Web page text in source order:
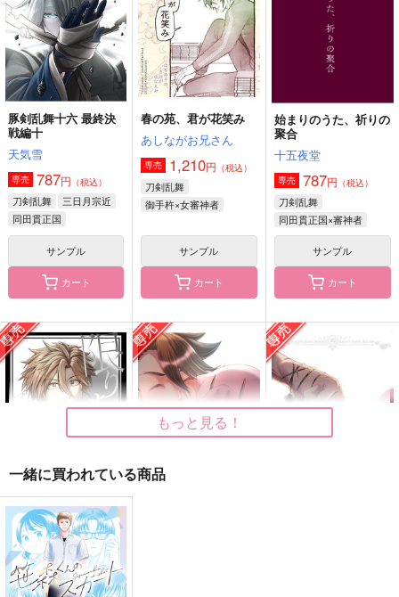
豚剣乱舞十六 最終決
戦編十
天気雪
専売 787円 （税込）
刀剣乱舞
三日月宗近
同田貫正国
サンプル
カート
春の苑、君が花笑み
あしながお兄さん
専売 1,210円 （税込）
刀剣乱舞
御手杵×女審神者
サンプル
カート
始まりのうた、祈りの
聚合
十五夜堂
専売 787円 （税込）
刀剣乱舞
同田貫正国×審神者
サンプル
カート
限りあるその手に、
FTDB
専売 944円（税込）
刀剣乱舞
もっと見る！
一緒に買われている商品